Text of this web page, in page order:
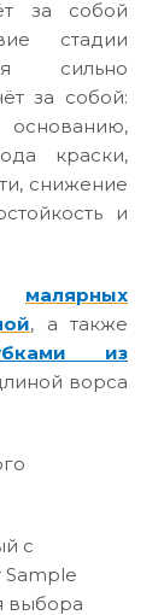
за собой
стадии
сильно
за собой:
краски,
снижение
и
малярных
, а также
из
ворса
с
Sample
выбора